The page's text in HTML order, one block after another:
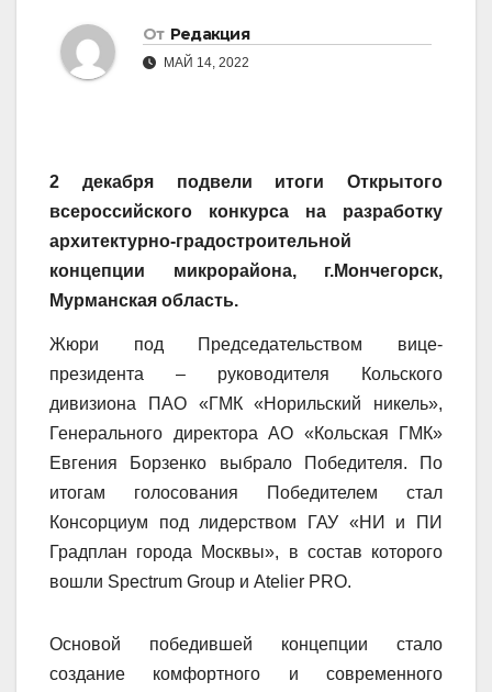
От Редакция
МАЙ 14, 2022
2 декабря подвели итоги Открытого
всероссийского конкурса на разработку
архитектурно-градостроительной
концепции микрорайона, г.Мончегорск,
Мурманская область.
Жюри под Председательством вице-
президента – руководителя Кольского
дивизиона ПАО «ГМК «Норильский никель»,
Генерального директора АО «Кольская ГМК»
Евгения Борзенко выбрало Победителя. По
итогам голосования Победителем стал
Консорциум под лидерством ГАУ «НИ и ПИ
Градплан города Москвы», в состав которого
вошли Spectrum Group и Atelier PRO.
Основой победившей концепции стало
создание комфортного и современного